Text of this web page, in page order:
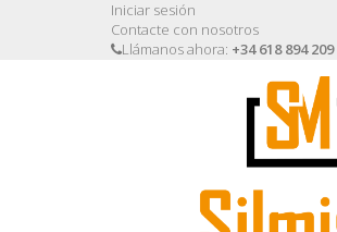
Iniciar sesión
Contacte con nosotros
Llámanos ahora: +34 618 894 209